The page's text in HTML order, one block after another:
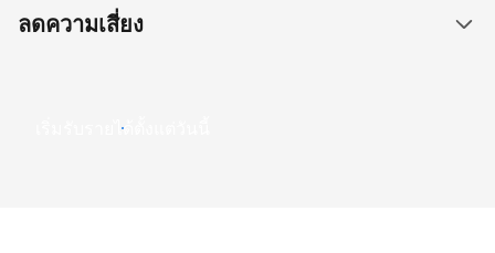
ลดความเสี่ยง
เริ่มรับรายได้ตั้งแต่วันนี้